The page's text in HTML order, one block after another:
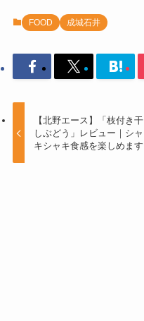
FOOD 成城石井
【北野エース】「枝付き干
しぶどう」レビュー｜シャ
キシャキ食感を楽しめます